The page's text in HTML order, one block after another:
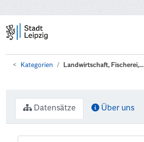
Kategorien Landwirtschaft, Fischerei,...
Datensätze Über uns